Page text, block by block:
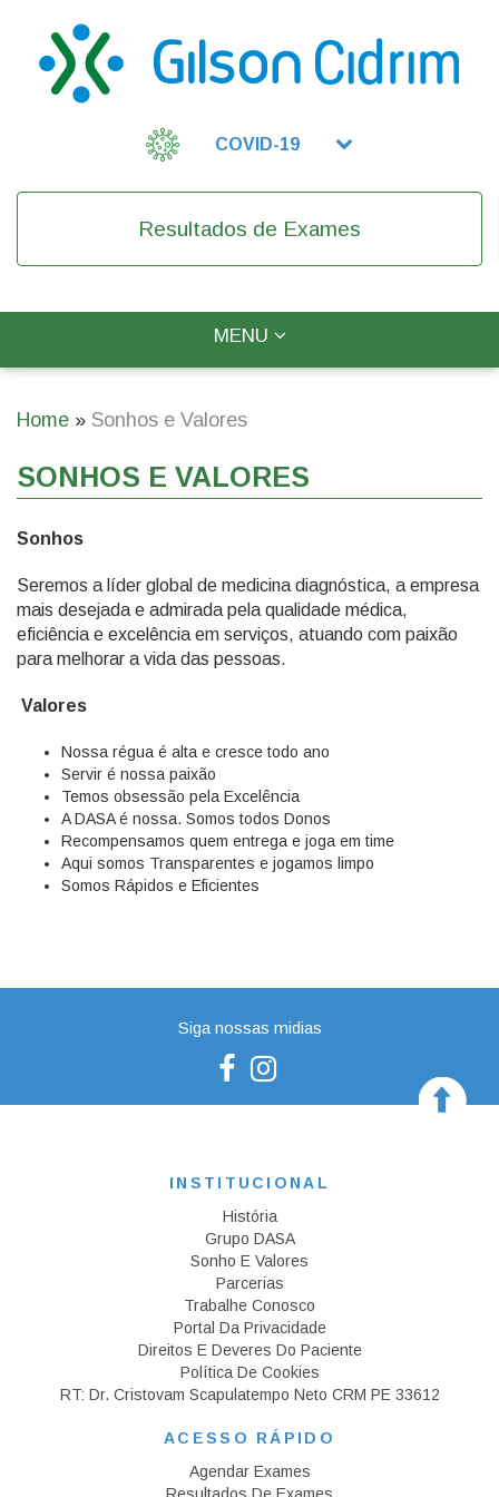
COVID-19
Resultados de Exames
TOGGLE
MENU
Home Sonhos e Valores
SONHOS E VALORES
Sonhos
Seremos a líder global de medicina diagnóstica, a empresa
mais desejada e admirada pela qualidade médica,
eficiência e excelência em serviços, atuando com paixão
para melhorar a vida das pessoas.
Valores
Nossa régua é alta e cresce todo ano
Servir é nossa paixão
Temos obsessão pela Excelência
A DASA é nossa. Somos todos Donos
Recompensamos quem entrega e joga em time
Aqui somos Transparentes e jogamos limpo
Somos Rápidos e Eficientes
Siga nossas midias
INSTITUCIONAL
História
Grupo DASA
Sonho E Valores
Parcerias
Trabalhe Conosco
Portal Da Privacidade
Direitos E Deveres Do Paciente
Política De Cookies
RT: Dr. Cristovam Scapulatempo Neto CRM PE 33612
ACESSO RÁPIDO
Agendar Exames